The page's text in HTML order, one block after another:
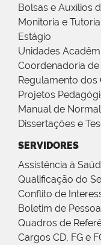
Bolsas e Auxílios
Monitoria e Tutoria
Estágio
Unidades
Coordenadoria
Regulamento dos
Projetos
Manual de
Dissertações e
SERVIDORES
Assistência à
Qualificação do
Conflito de
Boletim de
Quadros de
Cargos CD, FG e